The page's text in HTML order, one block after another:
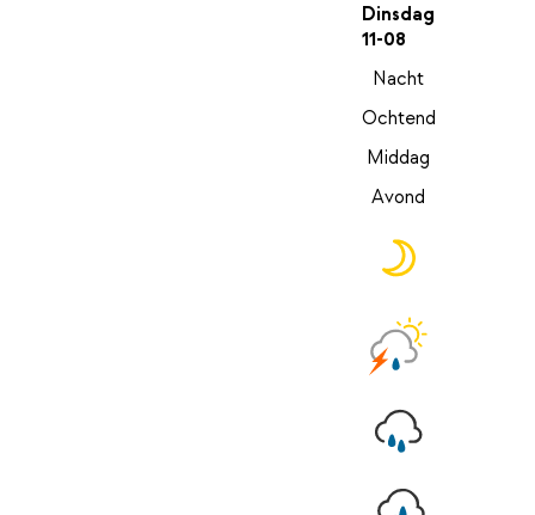
Dinsdag
11-08
Nacht
Ochtend
Middag
Avond